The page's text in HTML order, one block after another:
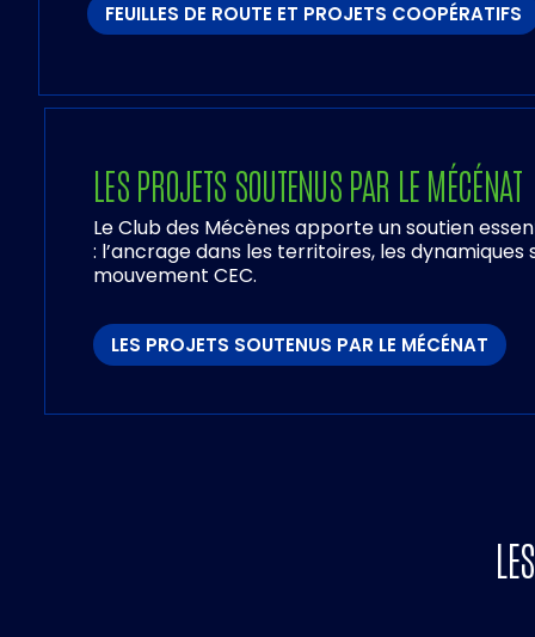
FEUILLES DE ROUTE ET PROJETS COOPÉRATIFS
LES PROJETS SOUTENUS PAR LE MÉCÉNAT
Le Club des Mécènes apporte un soutien
: l’ancrage dans les territoires, les
mouvement CEC.
LES PROJETS SOUTENUS PAR LE MÉCÉNAT